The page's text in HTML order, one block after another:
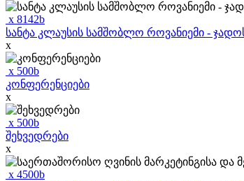
x 8142b
სანტა კლაუსის სამშობლო როვანიემი -
x
x 500b
კონფერენციები
x
x 500b
შეხვედრები
x
x 4500b